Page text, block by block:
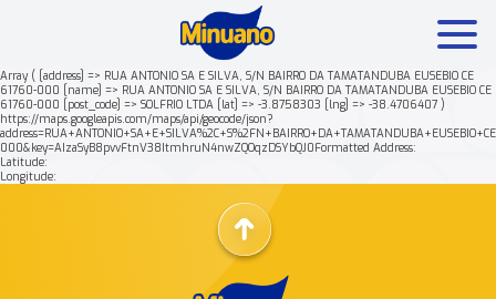
Array ( [address] => RUA ANTONIO SA E SILVA, S/N BAIRRO DA TAMATANDUBA EUSEBIO CE
61760-000 [name] => RUA ANTONIO SA E SILVA, S/N BAIRRO DA TAMATANDUBA EUSEBIO CE
61760-000 [post_code] => SOLFRIO LTDA [lat] => -3.8758303 [lng] => -38.4706407 )
https://maps.googleapis.com/maps/api/geocode/json?
000&key=AIzaSyB8pvvFtnV38ItmhruN4nwZQOqzDSYbQJ0Formatted Address:
Latitude:
Longitude:
Mais buscados: Produtos Minuano Rende +
Nossa história